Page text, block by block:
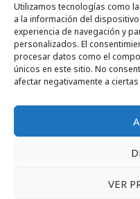
Utilizamos tecnologías como
a la información del
experiencia de navegación y
personalizados. El
procesar datos como el
únicos en este sitio. No
afectar negativamente a
VER
Política
Copyright © 2026